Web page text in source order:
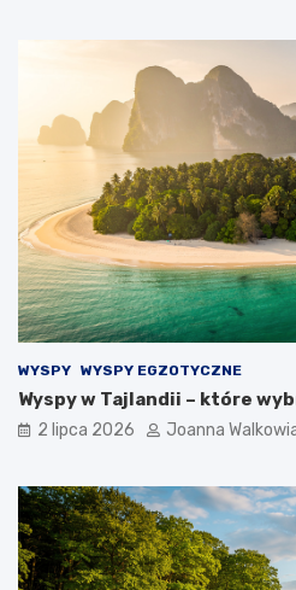
WYSPY WYSPY EGZOTYCZNE
Wyspy w Tajlandii – które
2 lipca 2026 Joanna